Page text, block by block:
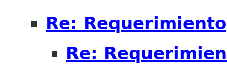
Re: Requerimiento
Re: